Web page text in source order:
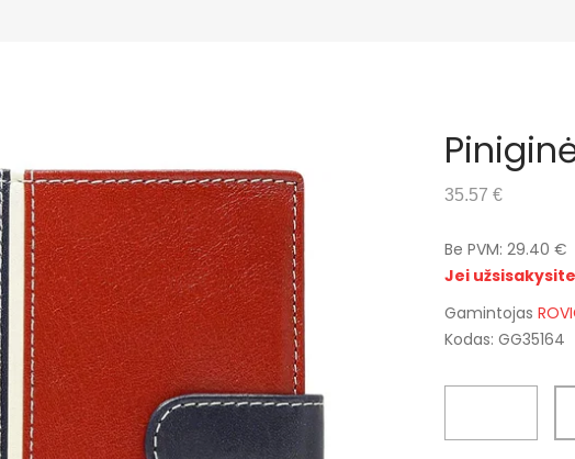
35.57 €
Be PVM: 29.40 €
Jei
Gamintojas
Kodas: GG35164